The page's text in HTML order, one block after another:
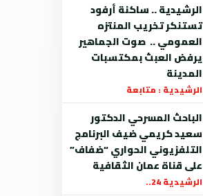
الرشيدية .. ساكنة أرفود
تستنكر تخريب المنتزه
العمومي .. صوت الجماهير
يرفض العبث بمكتسبات
المدينة
الرشيدية : متابعة
الباحث المسرحي الدكتور
سعيد كريمي ضيف البرنامج
التلفزيوني الحواري “ضفاف”
على قناة عمان الثقافية
الرشيدية 24..